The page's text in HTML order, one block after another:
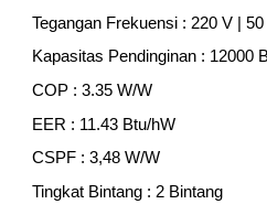
Tegangan Frekuensi : 220 V |
Kapasitas Pendinginan : 12000
COP : 3.35 W/W
EER : 11.43 Btu/hW
CSPF : 3,48 W/W
Tingkat Bintang : 2 Bintang